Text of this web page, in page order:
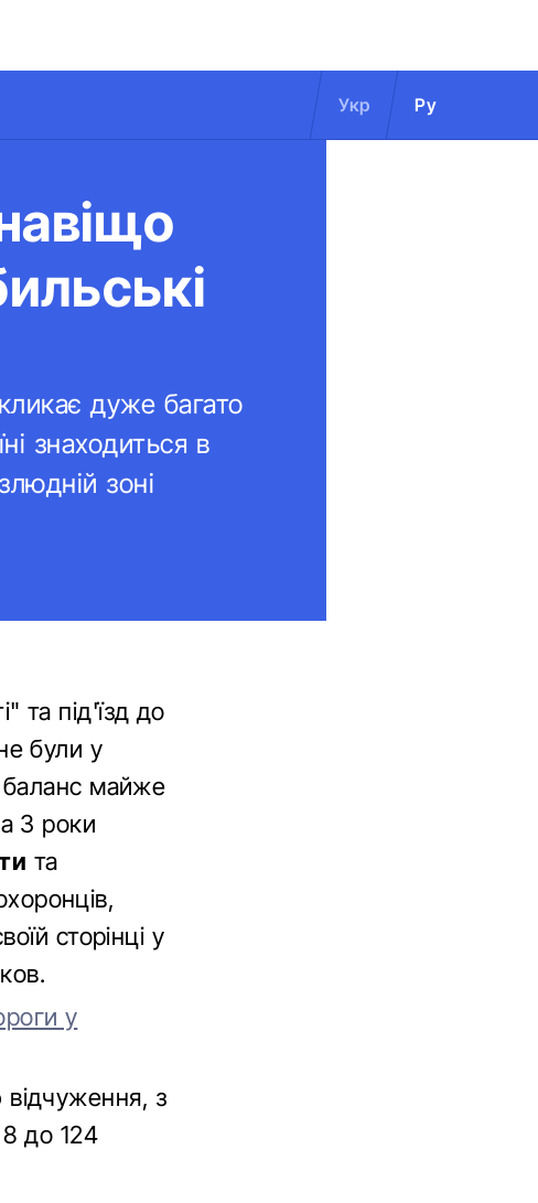
Укр Ру
дуже багато
знаходиться в
зоні
та під'їзд до
були у
баланс майже
3 роки
та
сторінці у
у
відчуження, з
8 до 124